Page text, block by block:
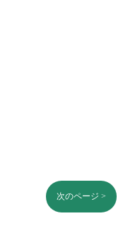
次のページ >